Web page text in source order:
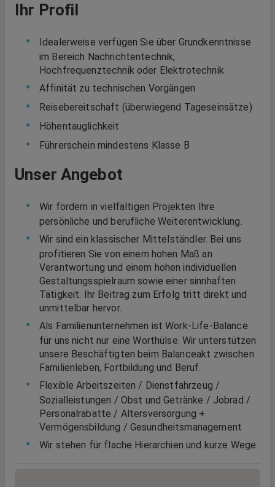
Ihr Profil
Idealerweise verfügen Sie über Grundkenntnisse
im Bereich Nachrichtentechnik,
Hochfrequenztechnik oder Elektrotechnik
Affinität zu technischen Vorgängen
Reisebereitschaft (überwiegend Tageseinsätze)
Höhentauglichkeit
Führerschein mindestens Klasse B
Unser Angebot
Wir fördern in vielfältigen Projekten Ihre
persönliche und berufliche Weiterentwicklung.
Wir sind ein klassischer Mittelständler. Bei uns
profitieren Sie von einem hohen Maß an
Verantwortung und einem hohen individuellen
Gestaltungsspielraum sowie einer sinnhaften
Tätigkeit. Ihr Beitrag zum Erfolg tritt direkt und
unmittelbar hervor.
Als Familienunternehmen ist Work-Life-Balance
für uns nicht nur eine Worthülse. Wir unterstützen
unsere Beschäftigten beim Balanceakt zwischen
Familienleben, Fortbildung und Beruf.
Flexible Arbeitszeiten / Dienstfahrzeug /
Sozialleistungen / Obst und Getränke / Jobrad /
Personalrabatte / Altersversorgung +
Vermögensbildung / Gesundheitsmanagement
Wir stehen für flache Hierarchien und kurze Wege.